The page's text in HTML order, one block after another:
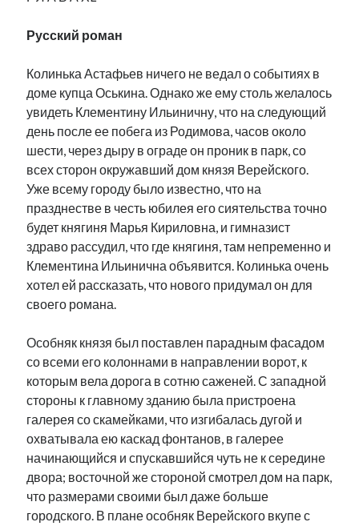
Личное
Обзор прессы
Парламент и правительство
Фотографии
Экономика
Эстония и Россия
Юмор
Метки
radio narva takinada андрус ансип
ансиппиада видео
евросоюз интервью история кабинетные истории
кая каллас книга маська нарва
нацменьшинства образование
памятники парад клоунов парламент партия
подкаст потеряны данные пресса программа
рийгикогу россия русский роман
русскоязычное образование сми ссср стенограмма
т.х. ильвес танк фотоотчет экономика экономика эстонии
эстония эстонский язык
Русский роман
Колинька Астафьев ничего не ведал о событиях в
доме купца Оськина. Однако же ему столь желалось
увидеть Клементину Ильиничну, что на следующий
день после ее побега из Родимова, часов около
шести, через дыру в ограде он проник в парк, со
всех сторон окружавший дом князя Верейского.
Уже всему городу было известно, что на
празднестве в честь юбилея его сиятельства точно
будет княгиня Марья Кириловна, и гимназист
здраво рассудил, что где княгиня, там непременно и
Клементина Ильинична объявится. Колинька очень
хотел ей рассказать, что нового придумал он для
своего романа.
Особняк князя был поставлен парадным фасадом
со всеми его колоннами в направлении ворот, к
которым вела дорога в сотню саженей. С западной
стороны к главному зданию была пристроена
галерея со скамейками, что изгибалась дугой и
охватывала ею каскад фонтанов, в галерее
начинающийся и спускавшийся чуть не к середине
двора; восточной же стороной смотрел дом на парк,
что размерами своими был даже больше
городского. В плане особняк Верейского вкупе с